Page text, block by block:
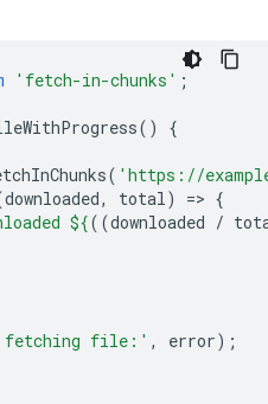
'fetch-in-chunks' ;
()
{
( 'https://
downloaded, total) => {
${((downloaded /
fetching file:' , error);